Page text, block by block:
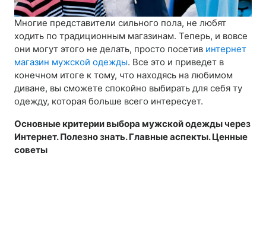
Многие представители сильного пола, не любят
ходить по традиционным магазинам. Теперь, и вовсе
они могут этого не делать, просто посетив интернет
магазин мужской одежды. Все это и приведет в
конечном итоге к тому, что находясь на любимом
диване, вы сможете спокойно выбирать для себя ту
одежду, которая больше всего интересует.
Основные критерии выбора мужской одежды через
Интернет. Полезно знать. Главные аспекты. Ценные
советы